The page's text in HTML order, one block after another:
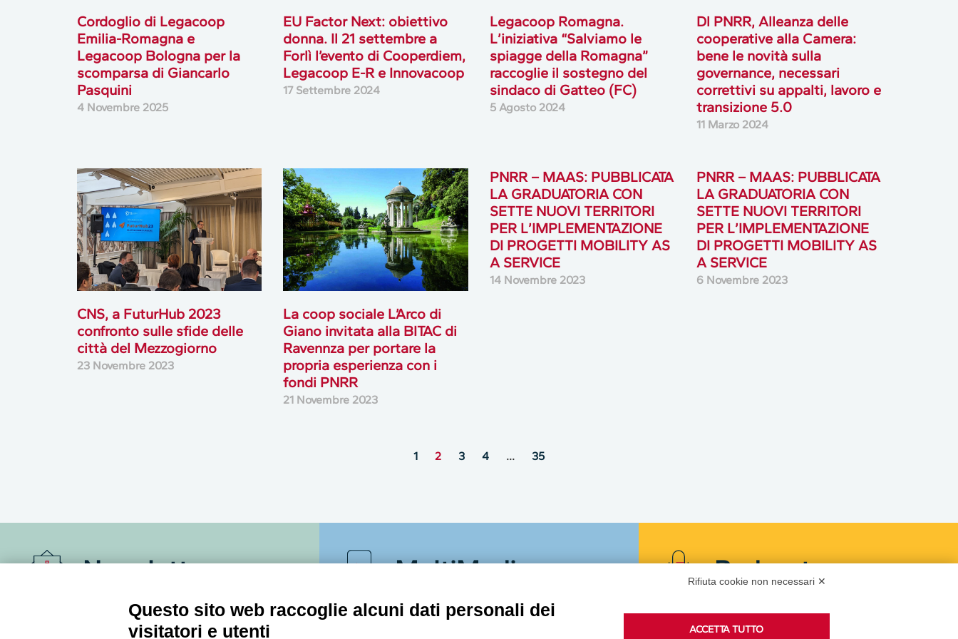
Cordoglio di Legacoop
Emilia-Romagna e
Legacoop Bologna per la
scomparsa di Giancarlo
Pasquini
4 Novembre 2025
EU Factor Next: obiettivo
donna. Il 21 settembre a
Forlì l’evento di Cooperdiem,
Legacoop E-R e Innovacoop
17 Settembre 2024
Legacoop Romagna.
L’iniziativa “Salviamo le
spiagge della Romagna”
raccoglie il sostegno del
sindaco di Gatteo (FC)
5 Agosto 2024
Dl PNRR, Alleanza delle
cooperative alla Camera:
bene le novità sulla
governance, necessari
correttivi su appalti, lavoro e
transizione 5.0
11 Marzo 2024
CNS, a FuturHub 2023
confronto sulle sfide delle
città del Mezzogiorno
23 Novembre 2023
La coop sociale L’Arco di
Giano invitata alla BITAC di
Ravennza per portare la
propria esperienza con i
fondi PNRR
21 Novembre 2023
PNRR – MAAS: PUBBLICATA
LA GRADUATORIA CON
SETTE NUOVI TERRITORI
PER L’IMPLEMENTAZIONE
DI PROGETTI MOBILITY AS
A SERVICE
14 Novembre 2023
PNRR – MAAS: PUBBLICATA
LA GRADUATORIA CON
SETTE NUOVI TERRITORI
PER L’IMPLEMENTAZIONE
DI PROGETTI MOBILITY AS
A SERVICE
6 Novembre 2023
1 2 3 4 … 35
Newsletter
Accedi o iscriviti alla nostra Newsletter Legacoop
Informazioni per restare sempre aggiornati sul
MultiMedia Podcast
Ascolta i podcast di approfondimento di Legacoop
Rifiuta cookie non necessari ✕
Questo sito web raccoglie alcuni dati personali dei
visitatori e utenti
ACCETTA TUTTO